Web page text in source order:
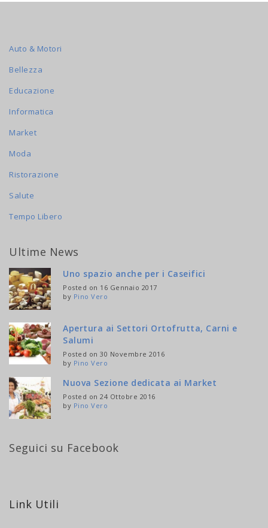
Auto & Motori
Bellezza
Educazione
Informatica
Market
Moda
Ristorazione
Salute
Tempo Libero
Ultime News
Uno spazio anche per i Caseifici
Posted on 16 Gennaio 2017
by Pino Vero
Apertura ai Settori Ortofrutta, Carni e
Salumi
Posted on 30 Novembre 2016
by Pino Vero
Nuova Sezione dedicata ai Market
Posted on 24 Ottobre 2016
by Pino Vero
Seguici su Facebook
Link Utili